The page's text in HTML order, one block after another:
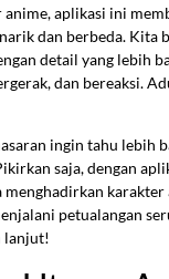
anime, aplikasi ini
dan berbeda. Kita
detail yang lebih
dan bereaksi.
ingin tahu lebih
saja, dengan
menghadirkan
petualangan
lanjut!